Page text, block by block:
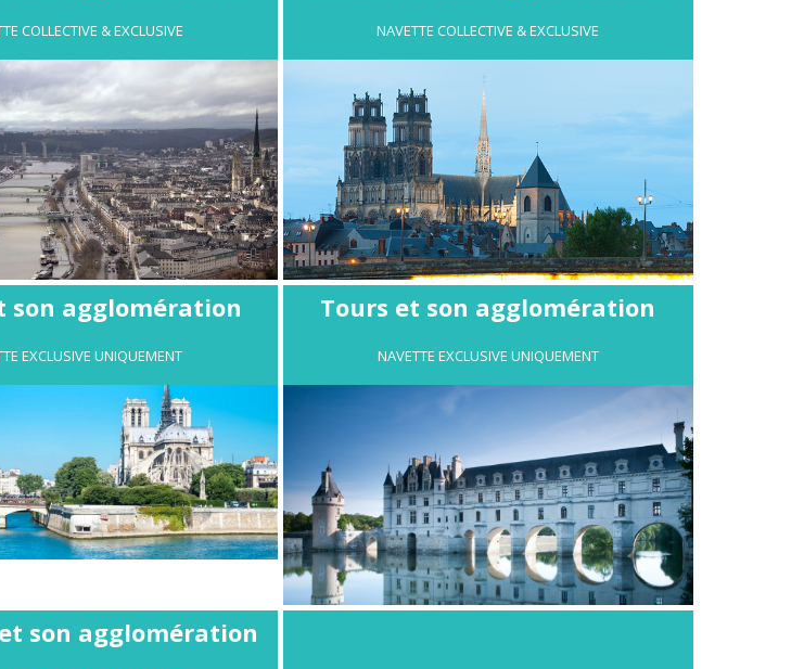
COLLECTIVE & EXCLUSIVE NAVETTE COLLECTIVE & EXCLUSIVE
son agglomération
EXCLUSIVE UNIQUEMENT
Tours et son agglomération
NAVETTE EXCLUSIVE UNIQUEMENT
son agglomération